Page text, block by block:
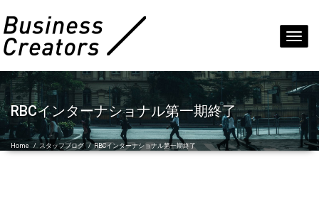
RBCインターナショナル第一期終了
Home / スタッフブログ /RBCインターナショナル第一期終了